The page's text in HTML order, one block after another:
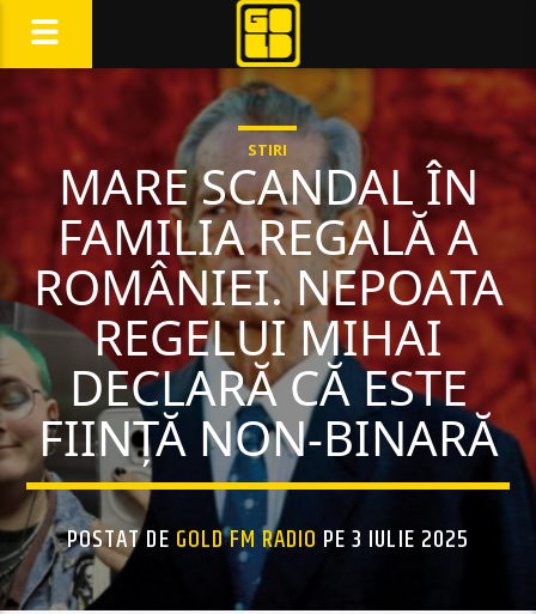
STIRI
MARE SCANDAL ÎN
FAMILIA REGALĂ A
ROMÂNIEI. NEPOATA
REGELUI MIHAI
DECLARĂ CĂ ESTE
FIINȚĂ NON-BINARĂ
POSTAT DE GOLD FM RADIO PE 3 IULIE 2025